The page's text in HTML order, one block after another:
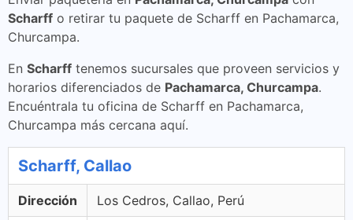
Scharff o retirar tu paquete de Scharff en Pachamarca,
Churcampa.
En Scharff tenemos sucursales que proveen servicios y
horarios diferenciados de Pachamarca, Churcampa.
Encuéntrala tu oficina de Scharff en Pachamarca,
Churcampa más cercana aquí.
Scharff, Callao
Dirección Los Cedros, Callao, Perú